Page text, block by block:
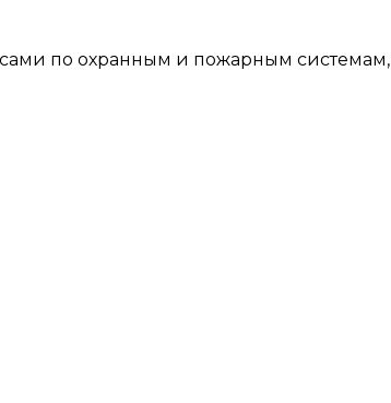
по охранным и пожарным системам,